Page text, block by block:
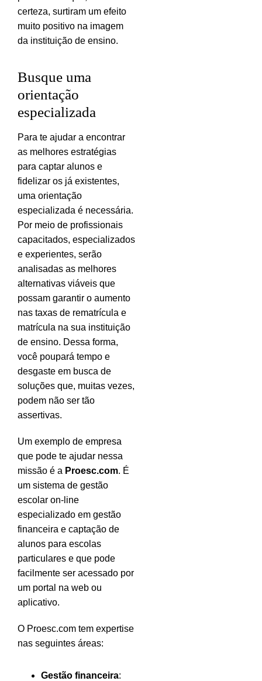
certeza, surtiram um efeito
muito positivo na imagem
da instituição de ensino.
Busque uma
orientação
especializada
Para te ajudar a encontrar
as melhores estratégias
para captar alunos e
fidelizar os já existentes,
uma orientação
especializada é necessária.
Por meio de profissionais
capacitados, especializados
e experientes, serão
analisadas as melhores
alternativas viáveis que
possam garantir o aumento
nas taxas de rematrícula e
matrícula na sua instituição
de ensino. Dessa forma,
você poupará tempo e
desgaste em busca de
soluções que, muitas vezes,
podem não ser tão
assertivas.
Um exemplo de empresa
que pode te ajudar nessa
missão é a Proesc.com. É
um sistema de gestão
escolar on-line
especializado em gestão
financeira e captação de
alunos para escolas
particulares e que pode
facilmente ser acessado por
um portal na web ou
aplicativo.
O Proesc.com tem expertise
nas seguintes áreas:
Gestão financeira: